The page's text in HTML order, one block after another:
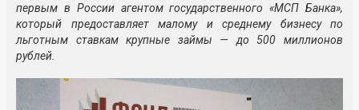
первым в России агентом государственного «МСП Банка»,
который предоставляет малому и среднему бизнесу по
льготным ставкам крупные займы — до 500 миллионов
рублей.